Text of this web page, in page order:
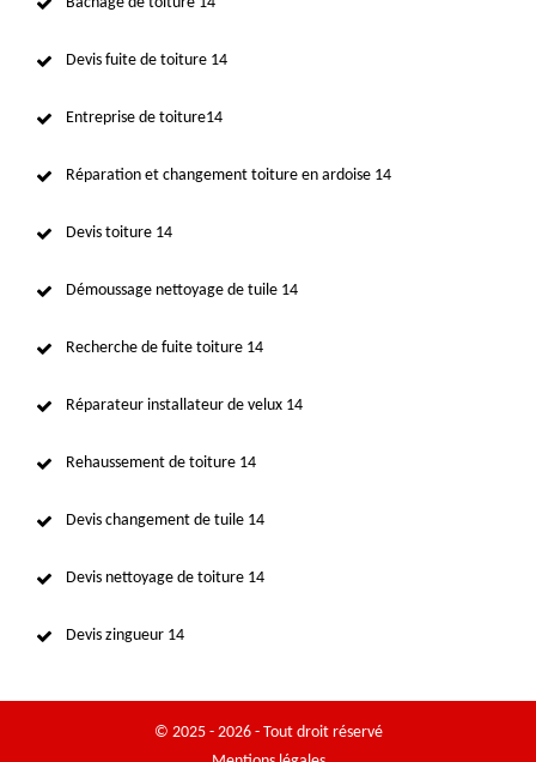
Devis fuite de toiture 14
Entreprise de toiture14
Réparation et changement toiture en ardoise 14
Devis toiture 14
Démoussage nettoyage de tuile 14
Recherche de fuite toiture 14
Réparateur installateur de velux 14
Rehaussement de toiture 14
Devis changement de tuile 14
Devis nettoyage de toiture 14
Devis zingueur 14
© 2025 - 2026 - Tout droit réservé